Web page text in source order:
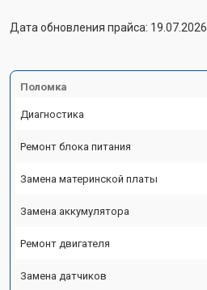
Дата обновления прайса: 19.07.2026
Поломка
Диагностика
Ремонт блока питания
Замена материнской платы
Замена аккумулятора
Ремонт двигателя
Замена датчиков